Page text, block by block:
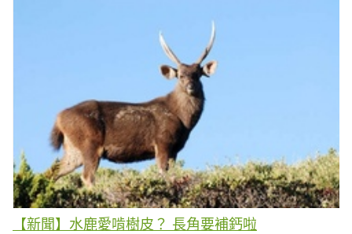
【新聞】水鹿愛啃樹皮？ 長角要補鈣啦